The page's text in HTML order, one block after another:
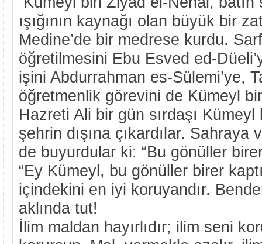
ışığının kaynağı olan büyük bir
Medine’de bir medrese kurdu.
öğretilmesini Ebu Esved ed-
işini Abdurrahman es-Sülemi’ye,
öğretmenlik görevini de Kümeyl
Hazreti Ali bir gün sırdaşı Kümeyl
şehrin dışına çıkardılar. Sahraya
de buyurdular ki: “Bu gönüller
“Ey Kümeyl, bu gönüller birer
içindekini en iyi koruyandır.
aklında tut!
İlim maldan hayırlıdır; ilim seni